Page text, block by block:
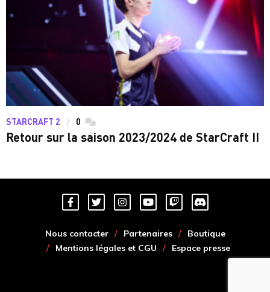
STARCRAFT 2 0 commentaires
Retour sur la saison 2023/2024 de StarCraft II
Nous contacter Partenaires
Boutique
Mentions légales et CGU
Espace presse